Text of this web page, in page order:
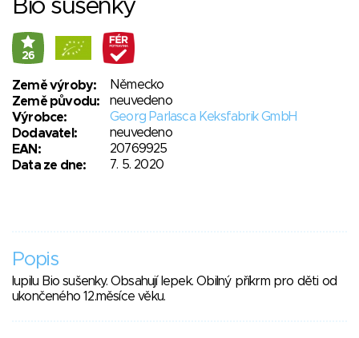
Bio sušenky
26
Země výroby:
Německo
Země původu:
neuvedeno
Výrobce:
Georg Parlasca Keksfabrik GmbH
Dodavatel:
neuvedeno
EAN:
20769925
Data ze dne:
7. 5. 2020
Popis
lupilu Bio sušenky. Obsahují lepek. Obilný příkrm pro děti od
ukončeného 12.měsíce věku.